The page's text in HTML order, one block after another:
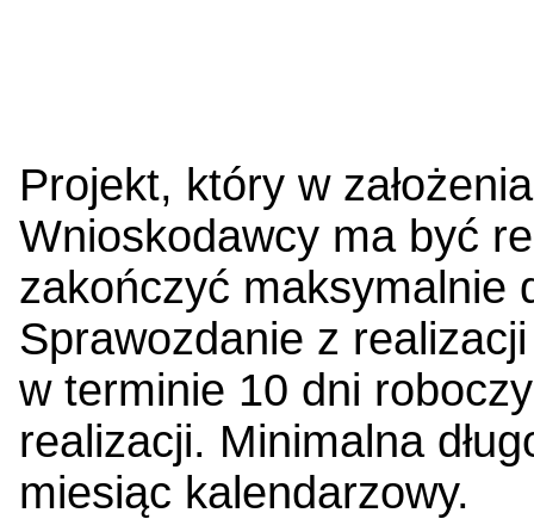
Projekt, który w
Wnioskodawcy ma być
zakończyć maksymalnie
Sprawozdanie z
w terminie 10 dni
realizacji. Minimalna
miesiąc kalendarzowy.